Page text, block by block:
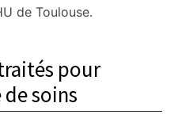
de Toulouse.
pour
soins